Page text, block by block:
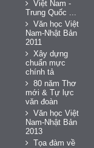
Việt Nam -
Trung Quốc ...
Văn học Việt
Nam-Nhật Bản
2011
Xây dựng
chuẩn mực
chính tả
80 năm Thơ
mới & Tự lực
văn đoàn
Văn học Việt
Nam-Nhật Bản
2013
Tọa đàm về